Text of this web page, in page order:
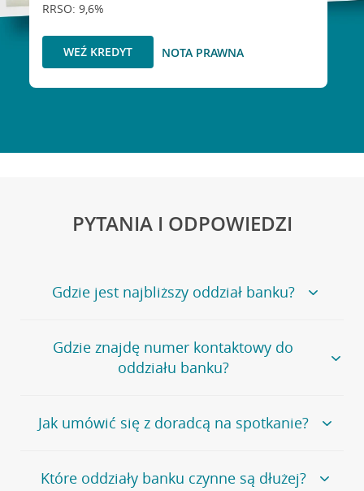
RRSO: 9,6%
WEŹ KREDYT NOTA PRAWNA
PYTANIA I ODPOWIEDZI
Gdzie jest najbliższy oddział banku?
Jeśli szukasz oddziału naszego banku, zapraszamy na
stronęPlacówki i bankomaty, na której znajduje się
wygodna wyszukiwarka.
oddziałów
Gdzie znajdę numer kontaktowy do
oddziału banku?
Bank Credit Agricole nie udostępnia ogólnego numeru
telefonu do placówki bankowej.
umówienia się z doradcą w placówce bankowej .
Jak umówić się z doradcą na spotkanie?
Jeśli jesteś już naszym
klientemmożeszsamodzielnieumówić się na spotkanie z
Które oddziały banku czynne są dłużej?